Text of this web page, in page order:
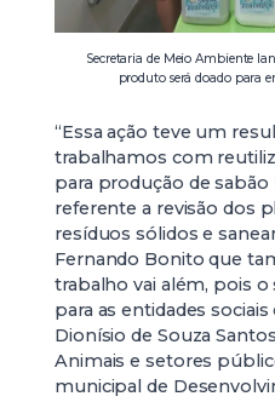
Secretaria de Meio Ambiente
produto será doado para
“Essa ação teve um
trabalhamos com
para produção de
referente a revisão dos
resíduos sólidos e
Fernando Bonito que
trabalho vai além, pois
para as entidades
Dionísio de Souza
Animais e setores
municipal de